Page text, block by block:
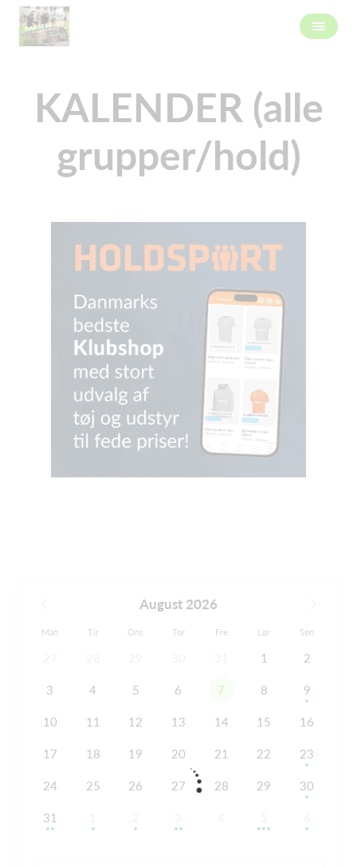
KALENDER (alle
grupper/hold)
August 2026
Man Tir Ons Tor Fre Lør Søn
1 2
3 4 5 6 7 8 9
10 11 12 13 14 15 16
17 18 19 20 21 22 23
24 25 26 27 28 29 30
31